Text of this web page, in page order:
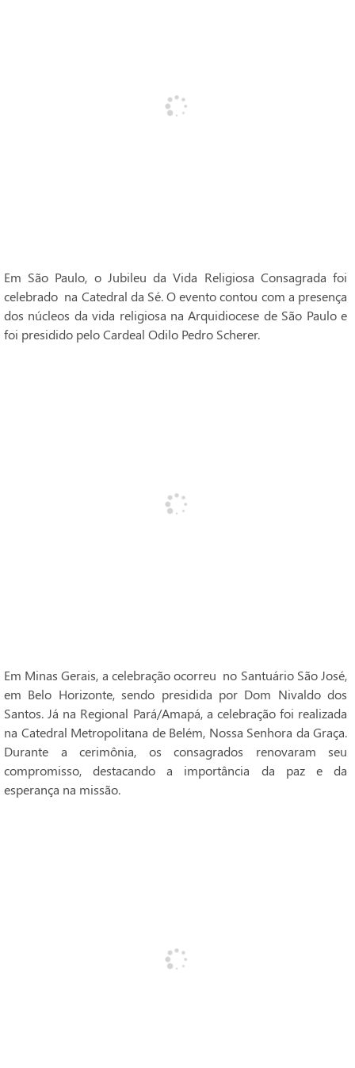
Em São Paulo, o Jubileu da Vida Religiosa Consagrada foi
celebrado na Catedral da Sé. O evento contou com a presença
dos núcleos da vida religiosa na Arquidiocese de São Paulo e
foi presidido pelo Cardeal Odilo Pedro Scherer.
Em Minas Gerais, a celebração ocorreu no Santuário São José,
em Belo Horizonte, sendo presidida por Dom Nivaldo dos
Santos. Já na Regional Pará/Amapá, a celebração foi realizada
na Catedral Metropolitana de Belém, Nossa Senhora da Graça.
Durante a cerimônia, os consagrados renovaram seu
compromisso, destacando a importância da paz e da
esperança na missão.